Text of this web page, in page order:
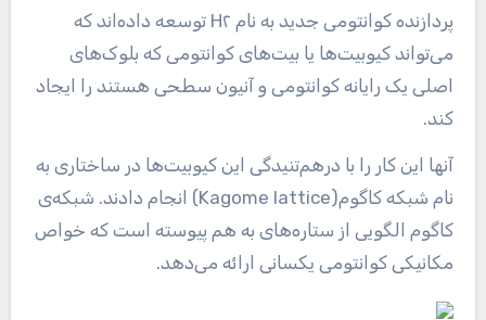
پردازنده کوانتومی جدید به نام H۲ توسعه داده‌اند که
می‌تواند کیوبیت‌ها یا بیت‌های کوانتومی که بلوک‌های
اصلی یک رایانه کوانتومی و آنیون سطحی هستند را ایجاد
کند.
آنها این کار را با درهم‌تنیدگی این کیوبیت‌ها در ساختاری به
نام شبکه کاگوم(Kagome lattice) انجام دادند. شبکه‌ی
کاگوم الگویی از ستاره‌های به هم پیوسته است که خواص
مکانیکی کوانتومی یکسانی ارائه می‌دهد.